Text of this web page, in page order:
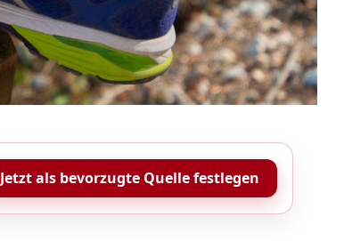
Jetzt als bevorzugte Quelle festlegen